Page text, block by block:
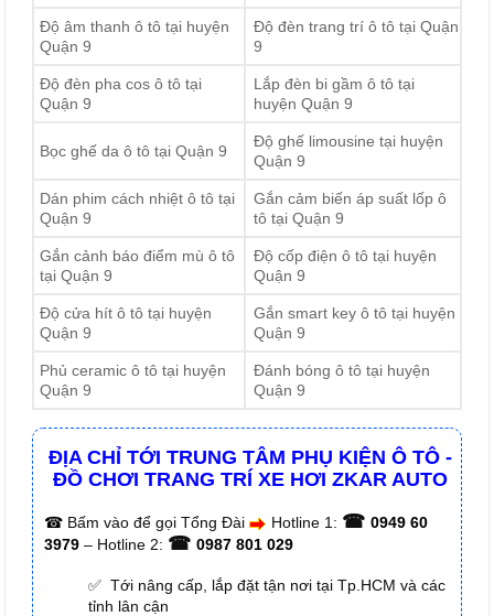
Độ âm thanh ô tô tại huyện
Quận 9
Độ đèn trang trí ô tô tại Quận
9
Độ đèn pha cos ô tô tại
Quận 9
Lắp đèn bi gầm ô tô tại
huyện Quận 9
Bọc ghế da ô tô tại Quận 9
Độ ghế limousine tại huyện
Quận 9
Dán phim cách nhiệt ô tô tại
Quận 9
Gắn cảm biến áp suất lốp ô
tô tại Quận 9
Gắn cảnh báo điểm mù ô tô
tại Quận 9
Độ cốp điện ô tô tại huyện
Quận 9
Độ cửa hít ô tô tại huyện
Quận 9
Gắn smart key ô tô tại huyện
Quận 9
Phủ ceramic ô tô tại huyện
Quận 9
Đánh bóng ô tô tại huyện
Quận 9
ĐỊA CHỈ TỚI TRUNG TÂM PHỤ KIỆN Ô TÔ -
ĐỒ CHƠI TRANG TRÍ XE HƠI ZKAR AUTO
☎ Bấm vào để gọi Tổng Đài Hotline 1: ☎ 0949 60
3979 – Hotline 2: ☎ 0987 801 029
✅ Tới nâng cấp, lắp đặt tận nơi tại Tp.HCM và các
tỉnh lân cận